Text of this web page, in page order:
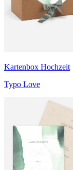
Kartenbox Hochzeit
Typo Love